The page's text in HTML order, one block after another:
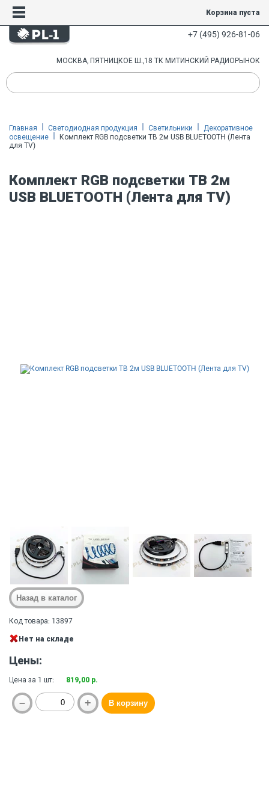
Корзина пуста
+7 (495) 926-81-06
МОСКВА, ПЯТНИЦКОЕ Ш.,18 ТК МИТИНСКИЙ РАДИОРЫНОК
Главная Светодиодная продукция Светильники
Декоративное
освещение
Комплект RGB подсветки ТВ 2м USB BLUETOOTH (Лента
для TV)
Комплект RGB подсветки ТВ 2м
USB BLUETOOTH (Лента для TV)
Код товара: 13897
Нет на складе
Цены:
Цена за 1 шт: 819,00 р.